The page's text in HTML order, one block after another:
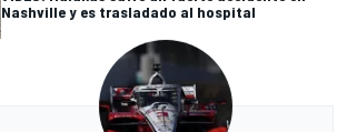
Nashville y es trasladado al hospital